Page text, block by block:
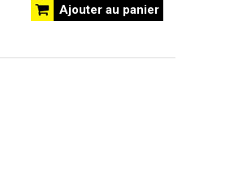
Ajouter au panier